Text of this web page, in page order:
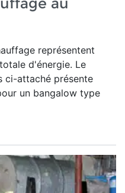
représentent
d'énergie. Le
ci-attaché présente
un bangalow type